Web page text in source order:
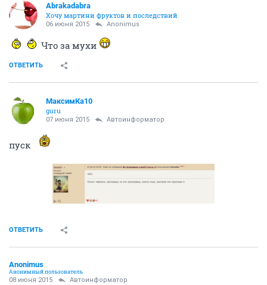
Abrakadabra
Хочу мартини фруктов и последствий
06 июня 2015 Anоnimus
Что за мухи
ОТВЕТИТЬ
МаксимКа10
guru
07 июня 2015 Автоинформатор
пуск
ОТВЕТИТЬ
Anоnimus
Анонимный пользователь
08 июня 2015 Автоинформатор